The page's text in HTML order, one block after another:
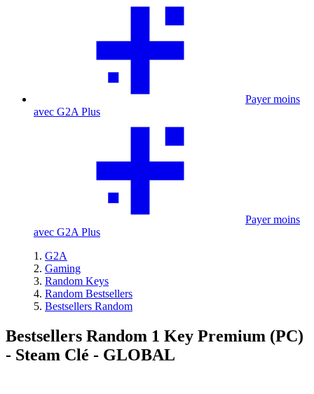
Payer moins
avec G2A Plus
Payer moins
avec G2A Plus
G2A
Gaming
Random Keys
Random Bestsellers
Bestsellers Random
Bestsellers Random 1 Key Premium (PC)
- Steam Clé - GLOBAL